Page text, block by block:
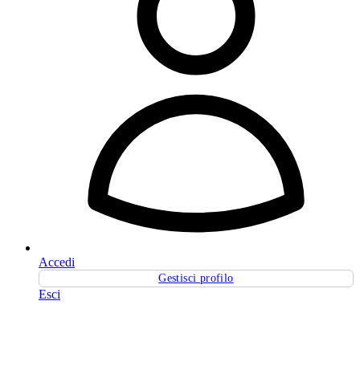
Accedi
Gestisci profilo
Esci